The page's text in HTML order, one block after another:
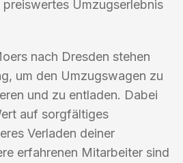
Umzugserlebnis
nach Dresden stehen
um den Umzugswagen zu
und zu entladen. Dabei
auf sorgfältiges
Verladen deiner
erfahrenen Mitarbeiter sind